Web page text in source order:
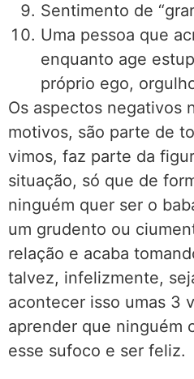
Sentimento de
Uma pessoa que
enquanto age
próprio ego,
Os aspectos negativos
motivos, são parte de
vimos, faz parte da
situação, só que de
ninguém quer ser o
um grudento ou
relação e acaba
talvez, infelizmente,
acontecer isso umas 3
aprender que ninguém
esse sufoco e ser feliz.